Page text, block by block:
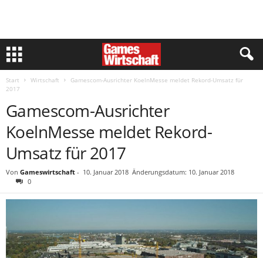
Start Wirtschaft
Gamescom-Ausrichter KoelnMesse meldet Rekord-Umsatz für
2017
Gamescom-Ausrichter
KoelnMesse meldet Rekord-
Umsatz für 2017
Von Gameswirtschaft - 10. Januar 2018 Änderungsdatum: 10. Januar 2018
0